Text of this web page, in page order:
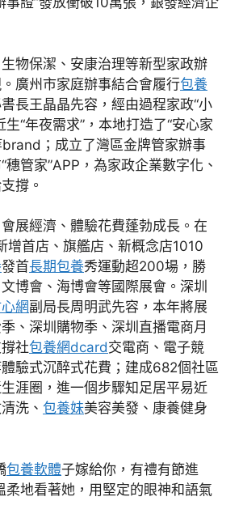
物保潔、安康治理等新型家政辦
廣州市家庭辦事結合會履行包養
長王晶晶先容，經由過程家政“小
生“年夜需求”，本地打造了“安心家
brand；成立了灣區金牌管家辦事
穗管家”APP，為家政企業數字化、
撐。
展經濟、體驗花費蓬勃成長。在
增首店、旗艦店、新概念店1010
發首長期包養秀運動超200場，勝
博會、海博會等國際展會。深圳
網副局長周明武先容，本年將展
、深圳購物季、深圳直播電商月
社包養網dcard交電商、電子競
驗式沉醉式花費；建成682個社區
涯圈，進一個步驟知足居平易近
洗、 包養妹美容美發、康養健身
包養軟體子嫁給你，有禮有節進
柔地看著她，用堅定的眼神和語氣